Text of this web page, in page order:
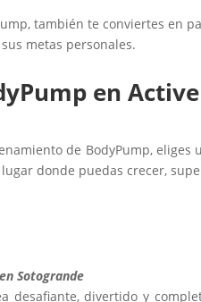
también te conviertes en
metas personales.
en
de BodyPump,
donde puedas crecer,
Sotogrande
desafiante, divertido y